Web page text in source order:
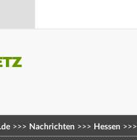
>>> Nachrichten >>> Hessen >>>